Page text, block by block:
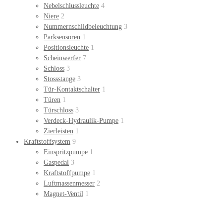
Nebelschlussleuchte 4
Niere 2
Nummernschildbeleuchtung 3
Parksensoren 1
Positionsleuchte 1
Scheinwerfer 7
Schloss 3
Stossstange 3
Tür-Kontaktschalter 1
Türen 1
Türschloss 3
Verdeck-Hydraulik-Pumpe 1
Zierleisten 1
Kraftstoffsystem 9
Einspritzpumpe 1
Gaspedal 3
Kraftstoffpumpe 1
Luftmassenmesser 2
Magnet-Ventil 1